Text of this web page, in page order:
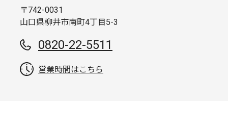
〒742-0031
山口県柳井市南町4丁目5-3
0820-22-5511
営業時間はこちら